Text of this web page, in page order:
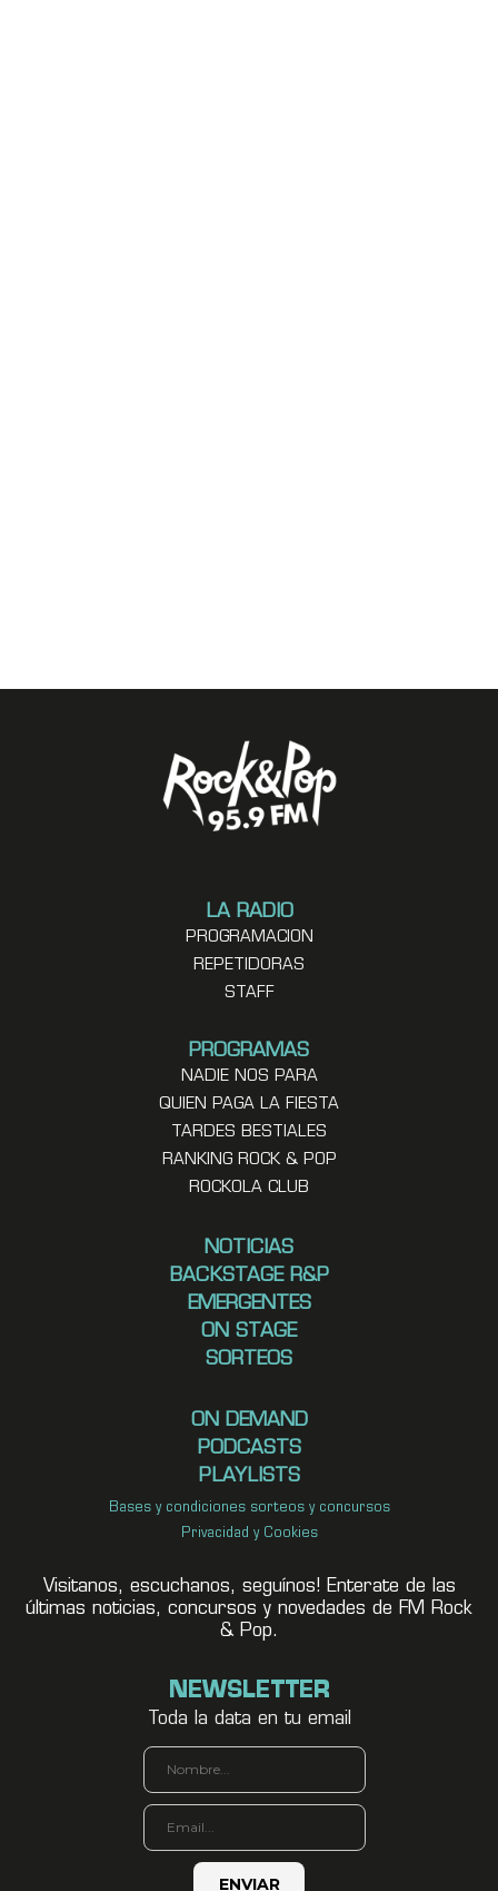
LA RADIO
PROGRAMACION
REPETIDORAS
STAFF
PROGRAMAS
NADIE NOS PARA
QUIEN PAGA LA FIESTA
TARDES BESTIALES
RANKING ROCK & POP
ROCKOLA CLUB
NOTICIAS
BACKSTAGE R&P
EMERGENTES
ON STAGE
SORTEOS
ON DEMAND
PODCASTS
PLAYLISTS
Bases y condiciones sorteos y concursos
Privacidad y Cookies
Visitanos, escuchanos, seguínos! Enterate de las
últimas noticias, concursos y novedades de FM Rock
& Pop.
NEWSLETTER
Toda la data en tu email